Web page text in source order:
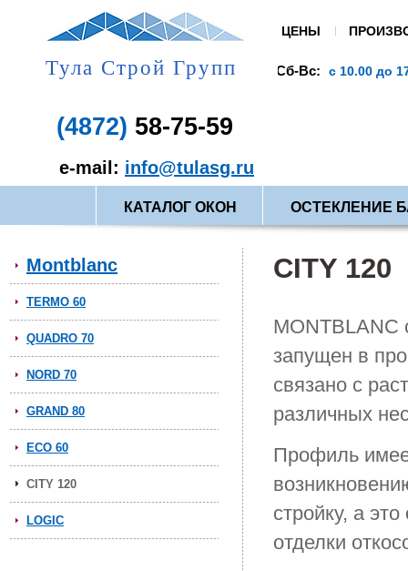
Тула Строй Групп
ЦЕНЫ
Сб-Вс: с 10.00 до 17.00 В праздники:
(4872) 58-75-59
e-mail: info@tulasg.ru
КАТАЛОГ ОКОН ОСТЕКЛЕНИЕ
Montblanc
TERMO 60
QUADRO 70
NORD 70
GRAND 80
ECO 60
CITY 120
LOGIC
CITY 120
MONTBLANC
запущен в
связано с
различных
Профиль
стройку, а
отделки